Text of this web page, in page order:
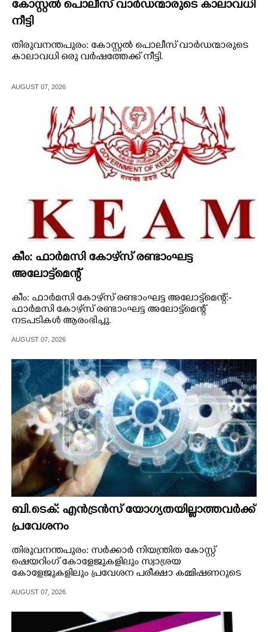
കോസ്റ്റൽ പൊലീസ് വാർഡന്മാരുടെ കാലാവധി
നീട്ടി
തിരുവനന്തപുരം: കോസ്റ്റൽ പൊലീസ് വാർഡന്മാരുടെ
കാലാവധി ഒരു വർഷത്തേക്ക് നീട്ടി.
AUGUST 07, 2026
കീം: ഫാർമസി കോഴ്‌സ് രണ്ടാംഘട്ട
അലോട്ട്മെന്റ്‌
കീം: ഫാർമസി കോഴ്‌സ് രണ്ടാംഘട്ട അലോട്ട്മെന്റ്‌:-
ഫാർമസി കോഴ്‌സ് രണ്ടാംഘട്ട അലോട്ട്‌മെന്റ്‌
നടപടികൾ ആരംഭിച്ചു.
AUGUST 07, 2026
ബി.ടെക്: എൻട്രൻസ് യോഗ്യതയില്ലാത്തവർക്ക്
പ്രവേശനം
തിരുവനന്തപുരം: സർക്കാർ നിയന്ത്രിത കോസ്റ്റ്
ഷെയറിംഗ് കോളേജുകളിലും സ്വാശ്രയ
കോളേജുകളിലും പ്രവേശന പരീക്ഷാ കമ്മിഷണറുടെ
എൻട്രൻസ് യോഗ്യതയില്ലാത്തവർക്ക് പ്രവേശനം
AUGUST 07, 2026